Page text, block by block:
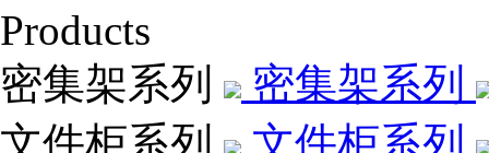
Products
密集架系列
密集架系列
文件柜系列
文件柜系列